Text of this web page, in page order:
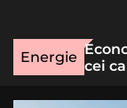
Energie
rară
cei